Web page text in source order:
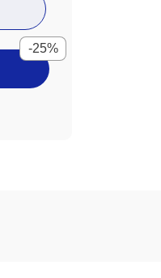
-25%